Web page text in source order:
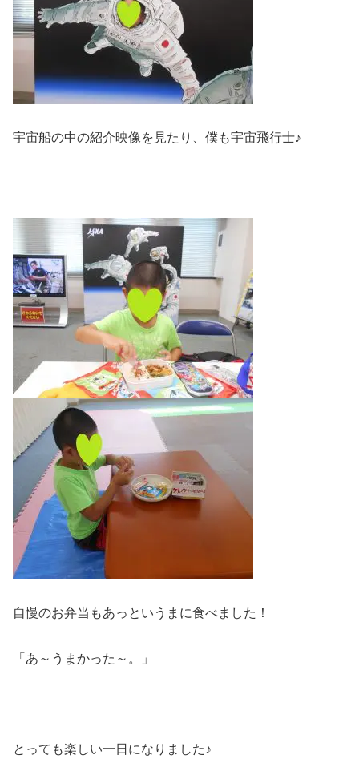
宇宙船の中の紹介映像を見たり、僕も宇宙飛行士♪
自慢のお弁当もあっというまに食べました！
「あ～うまかった～。」
とっても楽しい一日になりました♪